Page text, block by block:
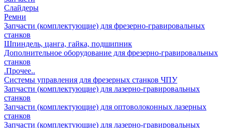
Слайдеры
Ремни
Запчасти (комплектующие) для фрезерно-гравировальных
станков
Шпиндель, цанга, гайка, подшипник
Дополнительное оборудование для фрезерно-гравировальных
станков
.Прочее..
Системы управления для фрезерных станков ЧПУ
Запчасти (комплектующие) для лазерно-гравировальных
станков
Запчасти (комплектующие) для оптоволоконных лазерных
станков
Запчасти (комплектующие) для лазерно-гравировальных